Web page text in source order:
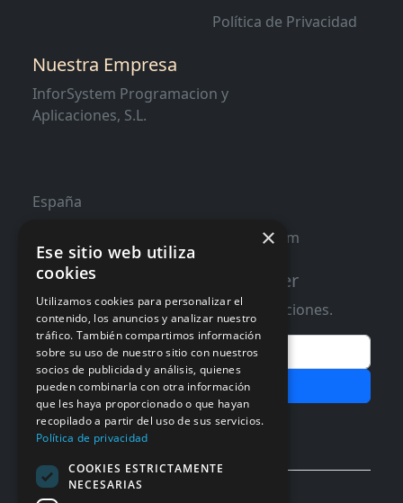
Política de Privacidad
Nuestra Empresa
InforSystem Programacion y
Aplicaciones, S.L.
España
contacto@distribucioninformatica.com
Suscribete a nuestro Newsletter
Te informaremos de ofertas y promociones.
Email
Subscribir
Aceptar Politica dePrivacidad
×
Ese sitio web utiliza
cookies
Utilizamos cookies para personalizar el
contenido, los anuncios y analizar nuestro
tráfico. También compartimos información
sobre su uso de nuestro sitio con nuestros
socios de publicidad y análisis, quienes
pueden combinarla con otra información
que les haya proporcionado o que hayan
recopilado a partir del uso de sus servicios.
Política de privacidad
COOKIES ESTRICTAMENTE
NECESARIAS